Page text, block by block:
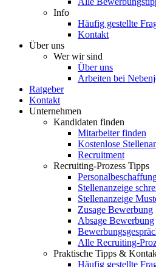
Info
Häufig gestellte
Kontakt
Über uns
Wer wir sind
Über uns
Arbeiten bei
Ratgeber
Kontakt
Unternehmen
Kandidaten finden
Mitarbeiter finden
Kostenlose
Recruitment
Recruiting-Prozess Tipps
Stellenanzeige
Stellenanzeige
Zusage Bewerbung
Absage Bewerbung
Alle Recruiting-
Praktische Tipps &
Häufig gestellte